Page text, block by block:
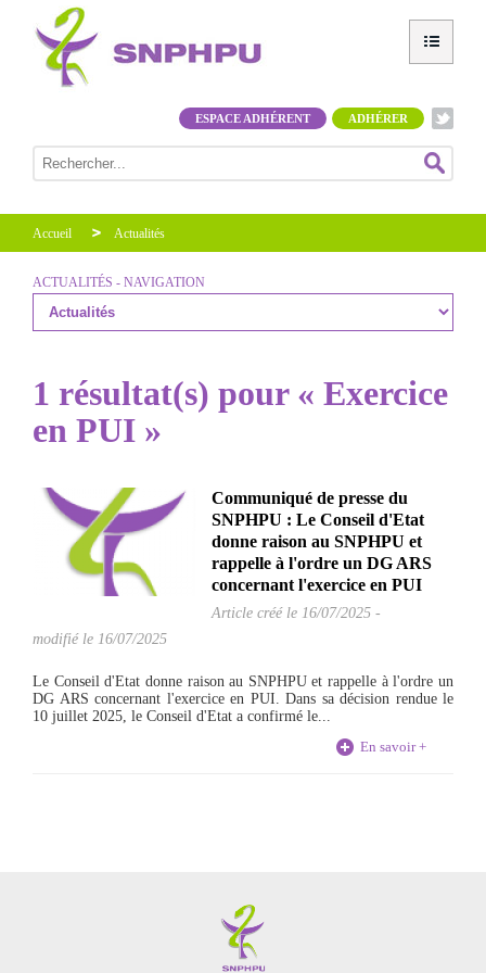
ADHÉRER
ESPACE ADHÉRENT
Accueil Actualités
ACTUALITÉS - NAVIGATION
1 résultat(s) pour « Exercice
en PUI »
Communiqué de presse du
SNPHPU : Le Conseil d'Etat
donne raison au SNPHPU et
rappelle à l'ordre un DG ARS
concernant l'exercice en PUI
Article créé le 16/07/2025 -
modifié le 16/07/2025
Le Conseil d'Etat donne raison au SNPHPU et rappelle à l'ordre un
DG ARS concernant l'exercice en PUI. Dans sa décision rendue le
10 juillet 2025, le Conseil d'Etat a confirmé le...
En savoir +